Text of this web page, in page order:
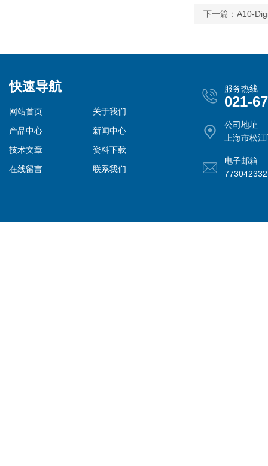
下一篇： A10-
快速导航
网站首页
关于我们
产品中心
新闻中心
技术文章
资料下载
在线留言
联系我们
服务热线
021-
公司地址
上海市松
电子邮箱